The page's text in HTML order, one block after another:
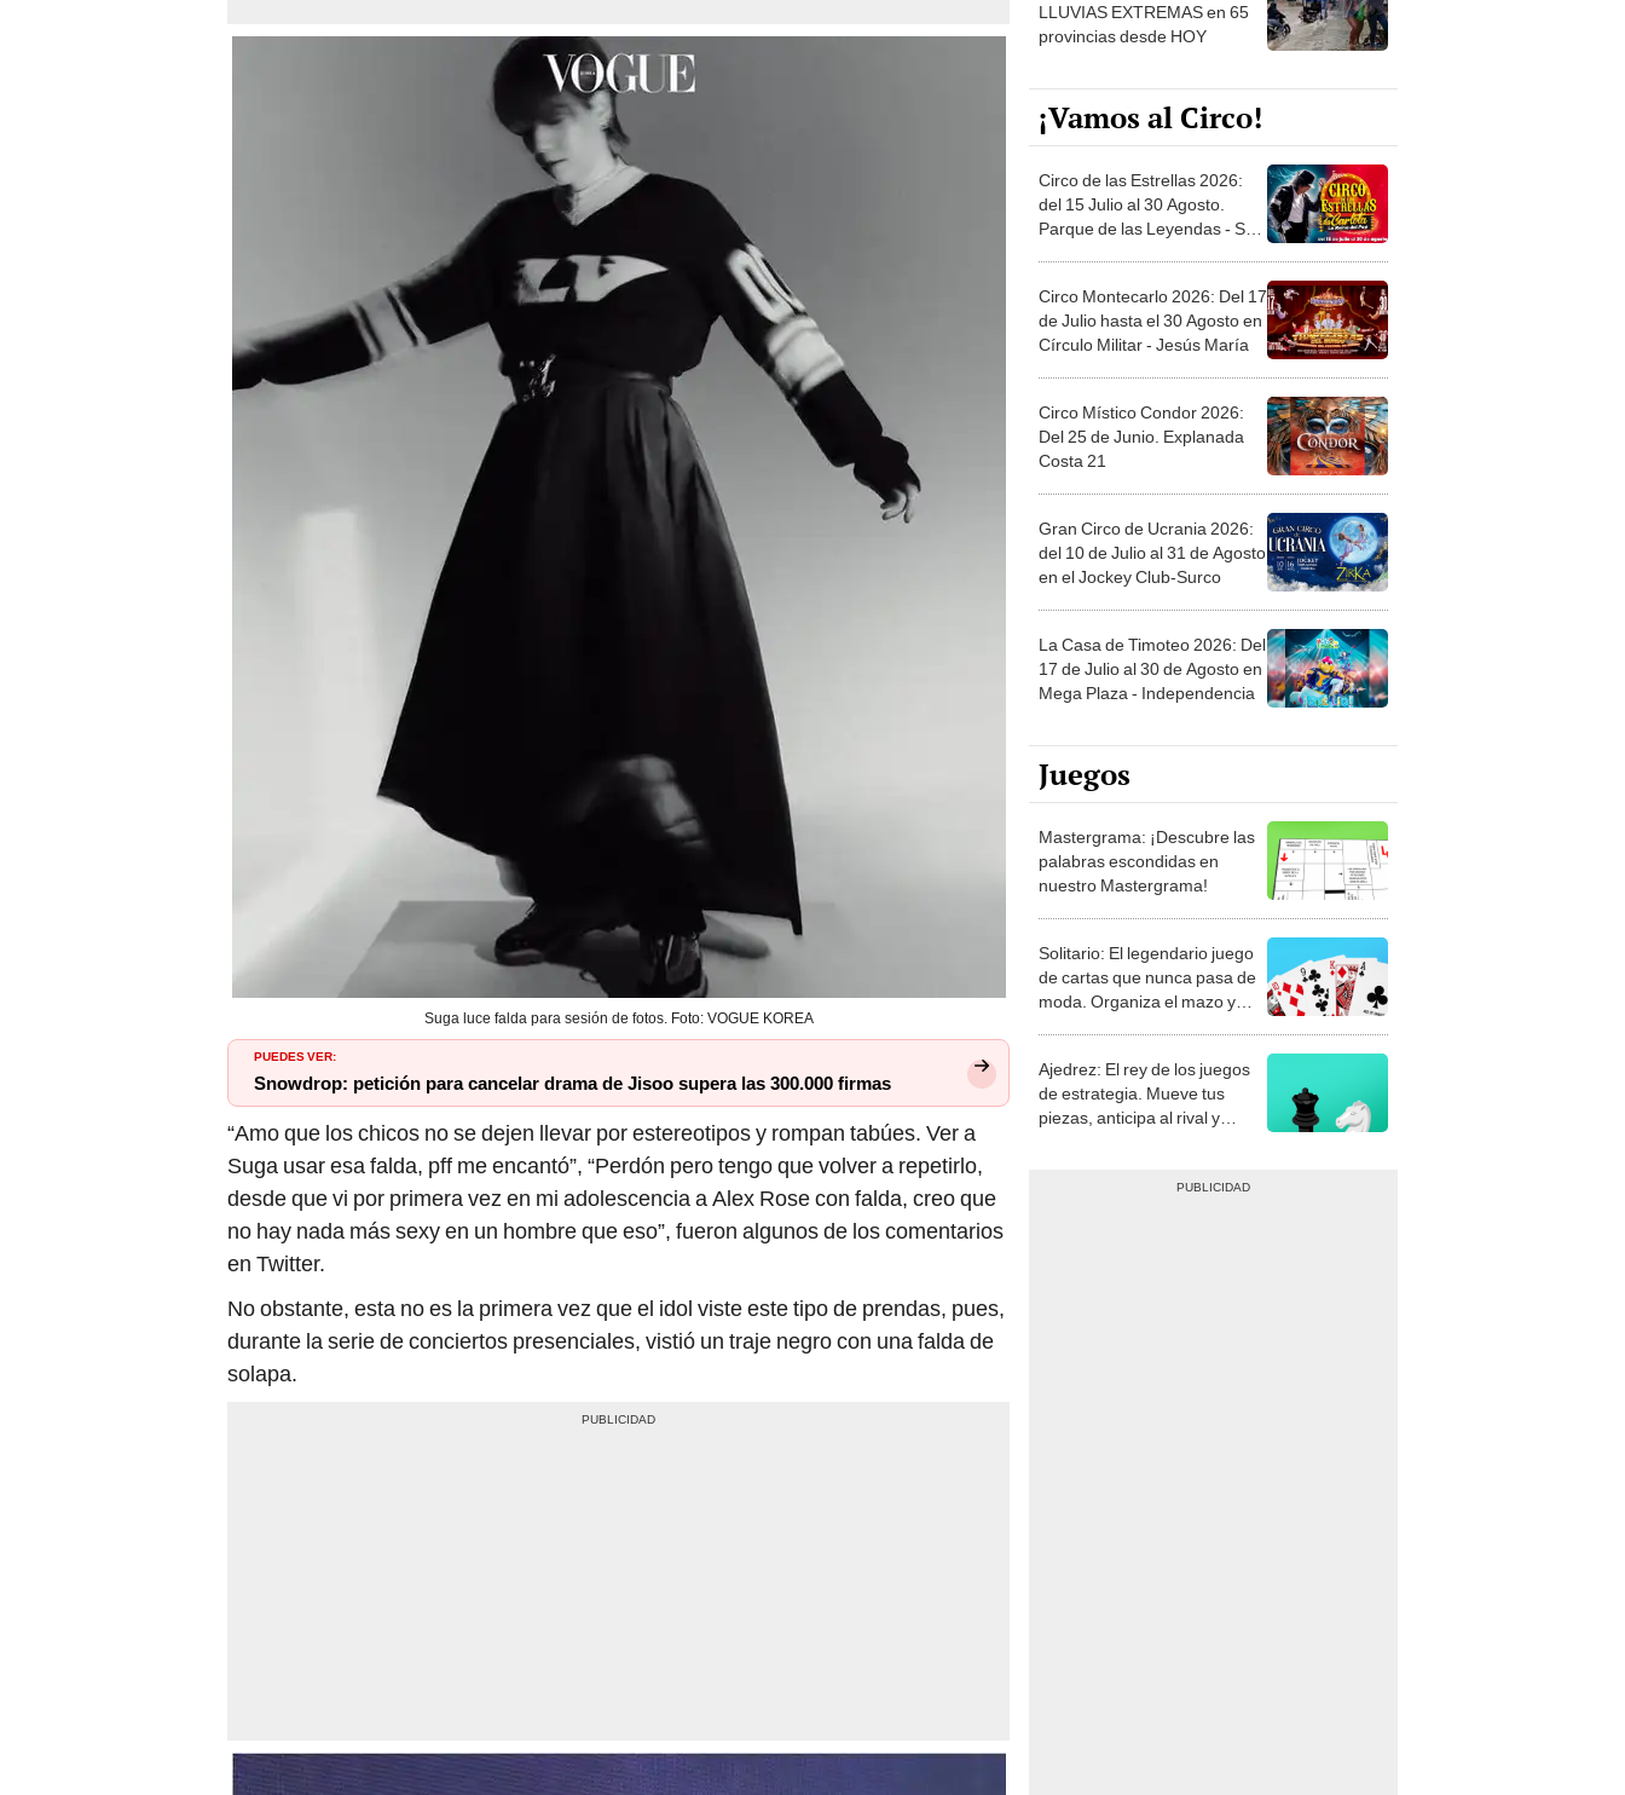
Suga luce falda para sesión de fotos. Foto: VOGUE KOREA
PUEDES VER:
Snowdrop: petición para cancelar drama de Jisoo supera las 300.000 firmas
“Amo que los chicos no se dejen llevar por estereotipos y rompan tabúes. Ver a
Suga usar esa falda, pff me encantó”, “Perdón pero tengo que volver a repetirlo,
desde que vi por primera vez en mi adolescencia a Alex Rose con falda, creo que
no hay nada más sexy en un hombre que eso”, fueron algunos de los comentarios
en Twitter.
No obstante, esta no es la primera vez que el idol viste este tipo de prendas, pues,
durante la serie de conciertos presenciales, vistió un traje negro con una falda de
solapa.
LLUVIAS EXTREMAS en 65
provincias desde HOY
¡Vamos al Circo!
Circo de las Estrellas 2026:
del 15 Julio al 30 Agosto.
Parque de las Leyendas - San
Circo Montecarlo 2026: Del 17
de Julio hasta el 30 Agosto en
Círculo Militar - Jesús María
Circo Místico Condor 2026:
Del 25 de Junio. Explanada
Costa 21
Gran Circo de Ucrania 2026:
del 10 de Julio al 31 de Agosto
en el Jockey Club-Surco
La Casa de Timoteo 2026: Del
17 de Julio al 30 de Agosto en
Mega Plaza - Independencia
Juegos
Mastergrama: ¡Descubre las
palabras escondidas en
nuestro Mastergrama!
Solitario: El legendario juego
de cartas que nunca pasa de
moda. Organiza el mazo y
Ajedrez: El rey de los juegos
de estrategia. Mueve tus
piezas, anticipa al rival y